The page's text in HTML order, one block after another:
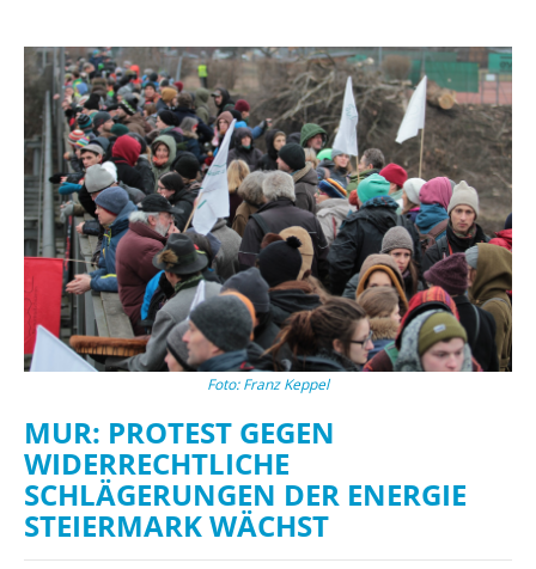
Foto: Franz Keppel
MUR: PROTEST GEGEN
WIDERRECHTLICHE
SCHLÄGERUNGEN DER ENERGIE
STEIERMARK WÄCHST